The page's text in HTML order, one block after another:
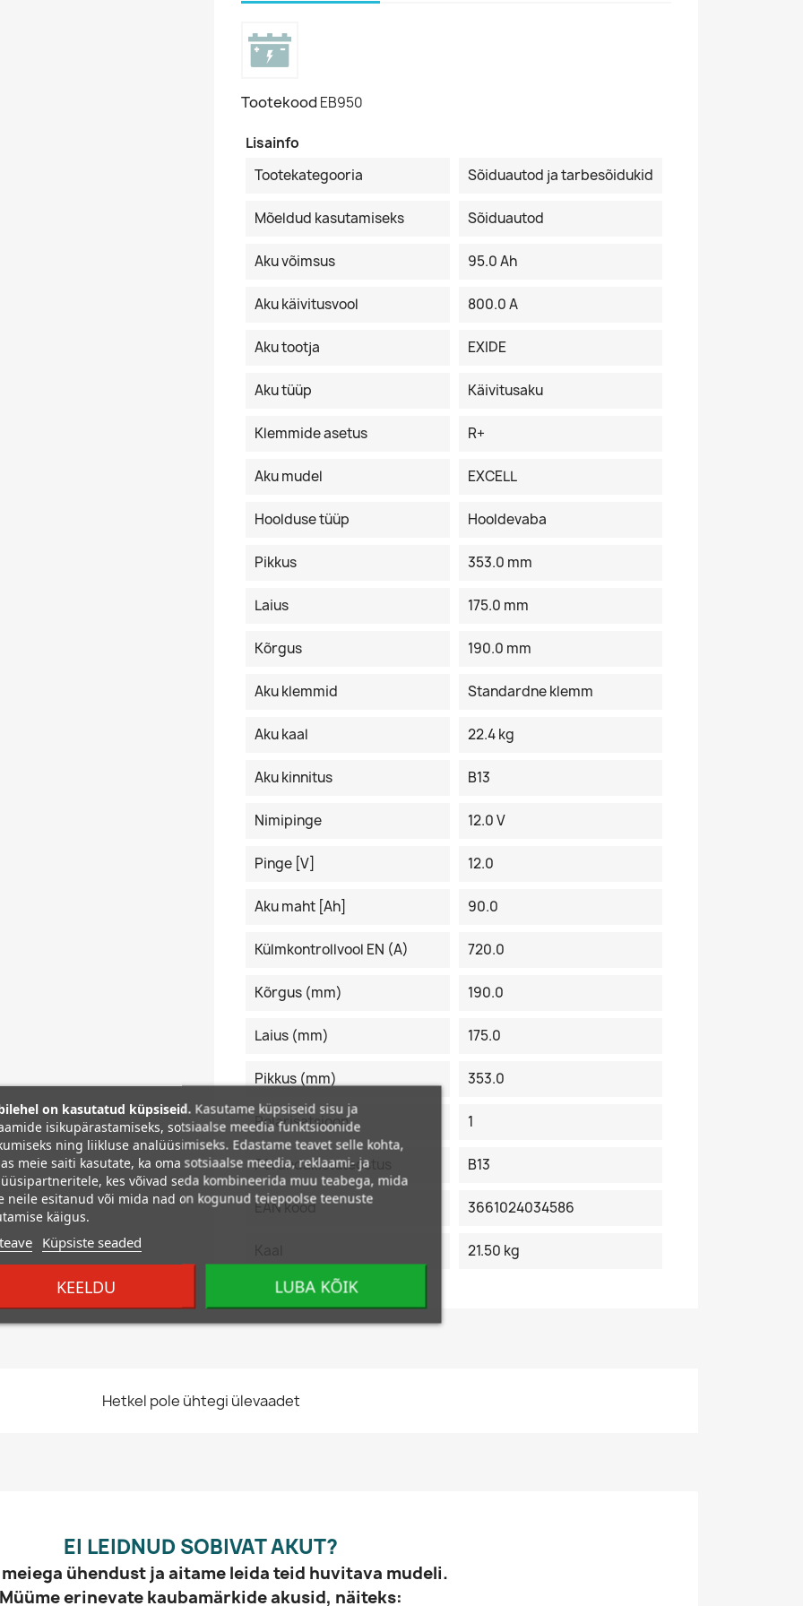
Tootekood EB950
Lisainfo
Tootekategooria
Sõiduautod ja tarbesõidukid
Mõeldud kasutamiseks Sõiduautod
Aku võimsus 95.0 Ah
Aku käivitusvool 800.0 A
Aku tootja EXIDE
Aku tüüp Käivitusaku
Klemmide asetus R+
Aku mudel EXCELL
Hoolduse tüüp Hooldevaba
Pikkus 353.0 mm
Laius 175.0 mm
Kõrgus 190.0 mm
Aku klemmid Standardne klemm
Aku kaal 22.4 kg
Aku kinnitus B13
Nimipinge 12.0 V
Pinge [V] 12.0
Aku maht [Ah] 90.0
Külmkontrollvool EN (A) 720.0
Kõrgus (mm) 190.0
Laius (mm) 175.0
Pikkus (mm) 353.0
Polarisatsioon 1
Põrandaliistuteostus B13
EAN kood 3661024034586
21.50 kg
Hetkel pole ühtegi ülevaadet
EI LEIDNUD SOBIVAT AKUT?
ühendust ja aitame leida teid huvitava mudeli.
Müüme erinevate kaubamärkide akusid, näiteks:
on kasutatud küpsiseid. Kasutame küpsiseid sisu ja
isikupärastamiseks, sotsiaalse meedia funktsioonide
ning liikluse analüüsimiseks. Edastame teavet selle kohta,
meie saiti kasutate, ka oma sotsiaalse meedia, reklaami- ja
kes võivad seda kombineerida muu teabega, mida
neile esitanud või mida nad on kogunud teiepoolse teenuste
käigus.
Küpsiste seaded
KEELDU LUBA KÕIK